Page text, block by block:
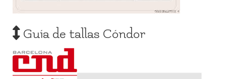
Guía de tallas Cóndor